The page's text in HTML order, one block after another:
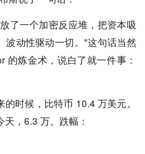
了一个加密反应堆，把资本吸
波动性驱动一切。"这句话当然
的炼金术，说白了就一件事：
时候，比特币 10.4 万美元。
，6.3 万。跌幅：